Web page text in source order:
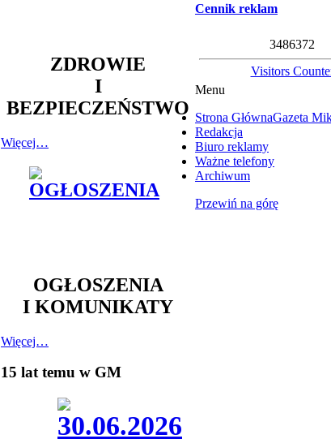
ZDROWIE
I
BEZPIECZEŃSTWO
Więcej…
OGŁOSZENIA
I KOMUNIKATY
Więcej…
15 lat temu w GM
Cennik reklam
3486372
Visitors
Menu
Strona GłównaGazeta
Redakcja
Biuro reklamy
Ważne telefony
Archiwum
Przewiń na górę